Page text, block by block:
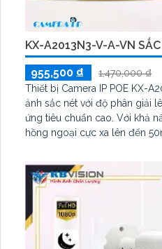
KX-A2013N3-V-A-VN
955,500 ₫
1,470,000 ₫
Thiết bị Camera IP POE KX-
ảnh sắc nét với độ phân giải
ứng tiêu chuẩn cao. Với khả năng xem ban đêm qua
hồng ngoại cực xa lên đến